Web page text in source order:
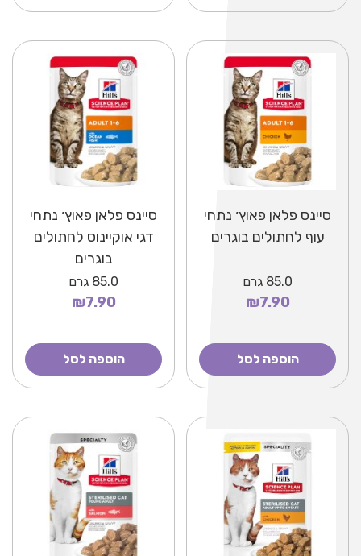
סיינס פלאן פאוץ׳ נתחי
עוף לחתולים בוגרים
85.0 גרם
₪7.90
הוספה לסל
סיינס פלאן פאוץ׳ נתחי
דגי אוקיינוס לחתולים
בוגרים
85.0 גרם
₪7.90
הוספה לסל